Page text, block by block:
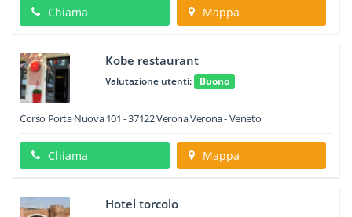
Chiama Mappa
Kobe restaurant
Valutazione utenti: Buono
Corso Porta Nuova 101 -37122VeronaVerona -Veneto
Chiama Mappa
Hotel torcolo